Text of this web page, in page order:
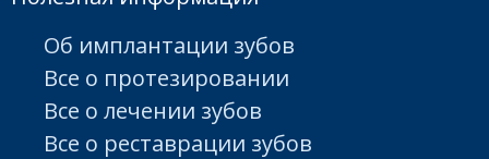
Об имплантации зубов
Все о протезировании
Все о лечении зубов
Все о реставрации зубов